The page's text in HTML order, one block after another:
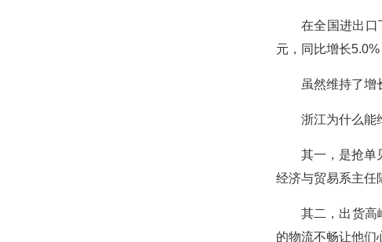
在全国进出口
元，同比增长
虽然维持了增
浙江为什么能
其一，是抢单
经济与贸易系主任
其二，出货高
的物流不畅让他们